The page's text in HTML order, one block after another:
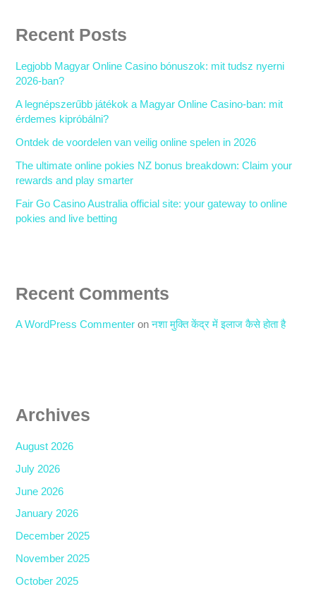
Recent Posts
Legjobb Magyar Online Casino bónuszok: mit tudsz nyerni
2026-ban?
A legnépszerűbb játékok a Magyar Online Casino-ban: mit
érdemes kipróbálni?
Ontdek de voordelen van veilig online spelen in 2026
The ultimate online pokies NZ bonus breakdown: Claim your
rewards and play smarter
Fair Go Casino Australia official site: your gateway to online
pokies and live betting
Recent Comments
A WordPress Commenter onनशा मुक्ति केंद्र में इलाज कैसे होता है
Archives
August 2026
July 2026
June 2026
January 2026
December 2025
November 2025
October 2025